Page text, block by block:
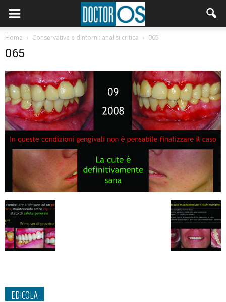
Home Conservativa e dintorni: analisi critica 065
065
EDICOLA